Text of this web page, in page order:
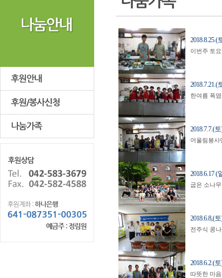
이번주 토
한여름 폭
2018.7.7.(
어울림봉사
2018.6.17
굽은 소나
2018.6.8,(
전주식 콩
2018.6.2.(
따뜻한 마